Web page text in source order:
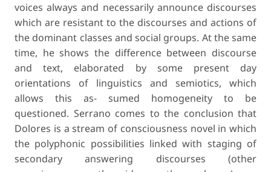
voices always and necessarily announce discourses
which are resistant to the discourses and actions of
the dominant classes and social groups. At the same
time, he shows the difference between discourse
and text, elaborated by some present day
orientations of linguistics and semiotics, which
allows this as- sumed homogeneity to be
questioned. Serrano comes to the conclusion that
Dolores is a stream of consciousness novel in which
the polyphonic possibilities linked with staging of
secondary answering discourses (other